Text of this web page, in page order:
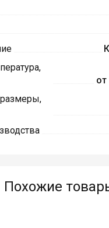
Похожие